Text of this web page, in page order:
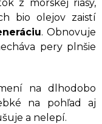
z morskej riasy,
bio olejov zaistí
. Obnovuje
pery plnšie
na dlhodobo
na pohľad aj
a nelepí.